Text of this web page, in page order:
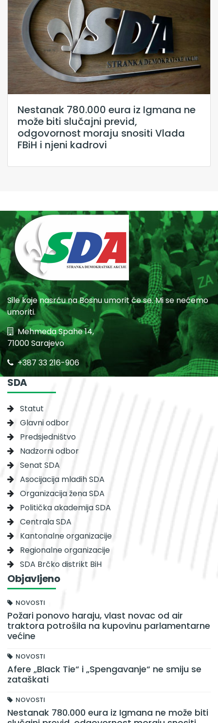
Nestanak 780.000 eura iz Igmana ne
može biti slučajni previd,
odgovornost moraju snositi Vlada
FBiH i njeni kadrovi
Sile koje nasrću na Bosnu umorit će se. Mi se nećemo
umoriti.
Mehmeda Spahe 14,
71000 Sarajevo
+387 33 216-906
SDA
Statut
Glavni odbor
Predsjedništvo
Nadzorni odbor
Senat SDA
Asocijacija mladih SDA
Organizacija žena SDA
Politička akademija SDA
Centrala SDA
Kantonalne organizacije
Regionalne organizacije
SDA Brčko distrikt BiH
Objavljeno
NOVOSTI
Požari ponovo haraju, vlast novac od air
traktora potrošila na kupovinu parlamentarne
većine
NOVOSTI
Afere „Black Tie“ i „Spengavanje“ ne smiju se
zataškati
NOVOSTI
Nestanak 780.000 eura iz Igmana ne može biti